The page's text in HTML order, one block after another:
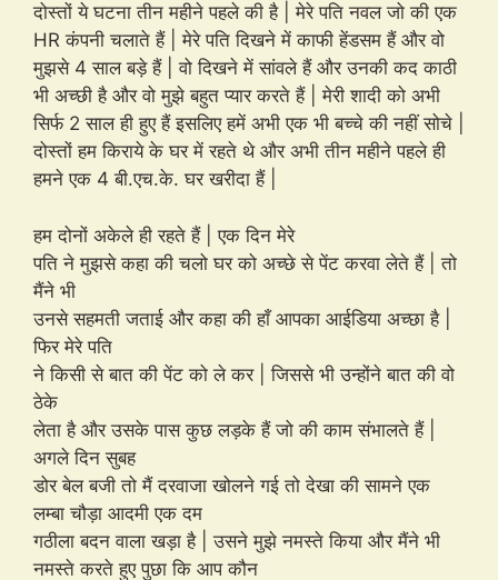
दोस्तों ये घटना तीन महीने पहले की है | मेरे पति नवल जो की एक
HR कंपनी चलाते हैं | मेरे पति दिखने में काफी हेंडसम हैं और वो
मुझसे 4 साल बड़े हैं | वो दिखने में सांवले हैं और उनकी कद काठी
भी अच्छी है और वो मुझे बहुत प्यार करते हैं | मेरी शादी को अभी
सिर्फ 2 साल ही हुए हैं इसलिए हमें अभी एक भी बच्चे की नहीं सोचे |
दोस्तों हम किराये के घर में रहते थे और अभी तीन महीने पहले ही
हमने एक 4 बी.एच.के. घर खरीदा हैं |
हम दोनों अकेले ही रहते हैं | एक दिन मेरे
पति ने मुझसे कहा की चलो घर को अच्छे से पेंट करवा लेते हैं | तो
मैंने भी
उनसे सहमती जताई और कहा की हाँ आपका आईडिया अच्छा है |
फिर मेरे पति
ने किसी से बात की पेंट को ले कर | जिससे भी उन्होंने बात की वो
ठेके
लेता है और उसके पास कुछ लड़के हैं जो की काम संभालते हैं |
अगले दिन सुबह
डोर बेल बजी तो मैं दरवाजा खोलने गई तो देखा की सामने एक
लम्बा चौड़ा आदमी एक दम
गठीला बदन वाला खड़ा है | उसने मुझे नमस्ते किया और मैंने भी
नमस्ते करते हुए पुछा कि आप कौन